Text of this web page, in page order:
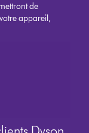
de
appareil,